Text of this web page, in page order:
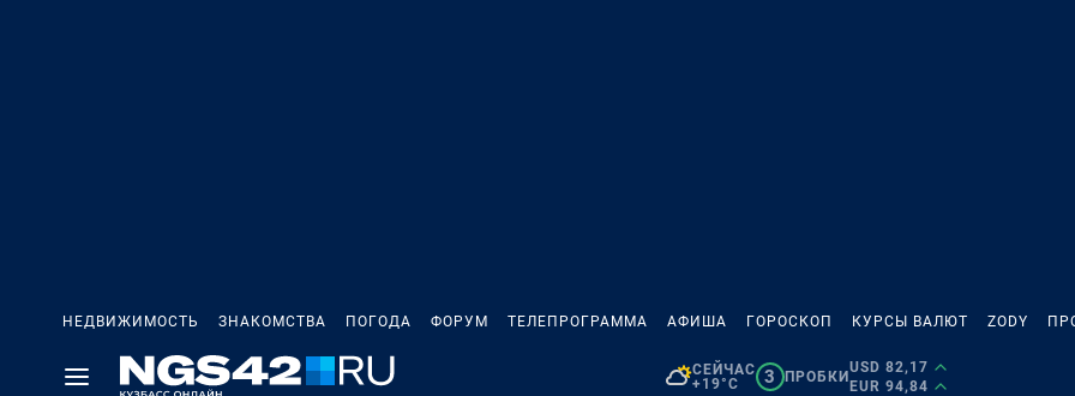
НЕДВИЖИМОСТЬ ЗНАКОМСТВА ПОГОДА ФОРУМ ТЕЛЕПРОГРАММА АФИША ГОРОСКОП КУРСЫ ВАЛЮТ ZODY
СЕЙЧАС
+19°C
3 ПРОБКИ
USD 82,17
EUR 94,84